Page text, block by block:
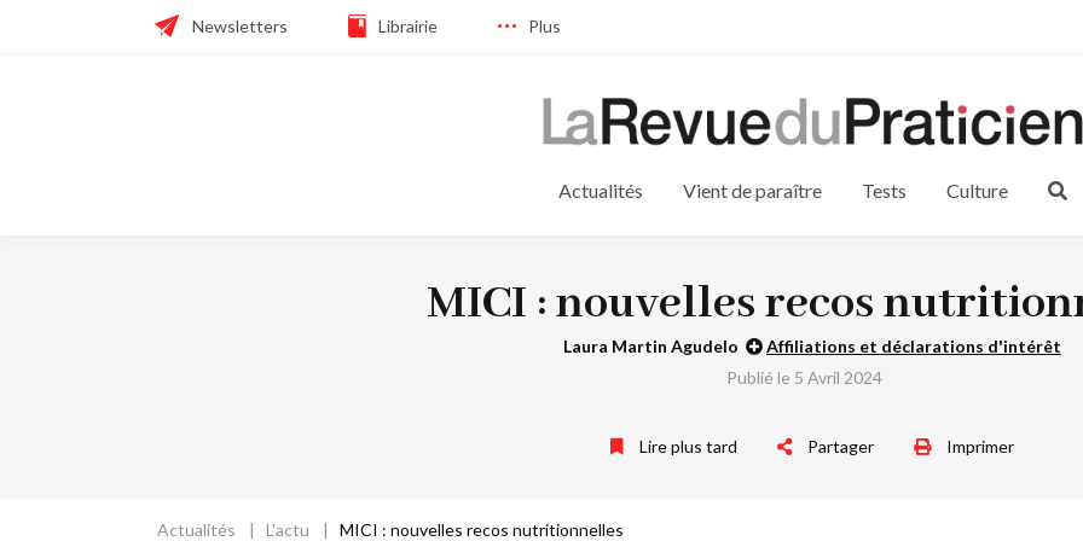
Header
Newsletters Librairie Plus
Actualités Vient de paraître Tests Culture
MICI : nouvelles recos
Laura Martin Agudelo
Affiliations et déclarations d'intérêt
Publié le 5 Avril 2024
Lire plus tard Partager Imprimer
Actualités L'actu MICI : nouvelles recos nutritionnelles